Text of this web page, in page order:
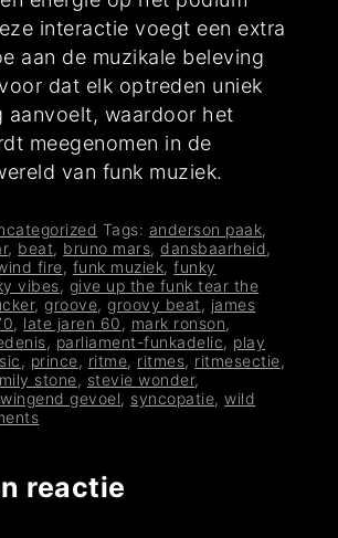
interactie voegt een extra
aan de muzikale beleving
dat elk optreden uniek
aanvoelt, waardoor het
meegenomen in de
van funk muziek.
Tags: anderson paak,
, beat, bruno mars,dansbaarheid,
fire, funk muziek,funky
vibes, give up the funk tear the
,groove,groovy beat , james
, late jaren 60 , mark ronson,
, parliament-funkadelic, play
, prince, ritme, ritmes, ritmesectie,
stone, stevie wonder,
gevoel, syncopatie,wild
reactie